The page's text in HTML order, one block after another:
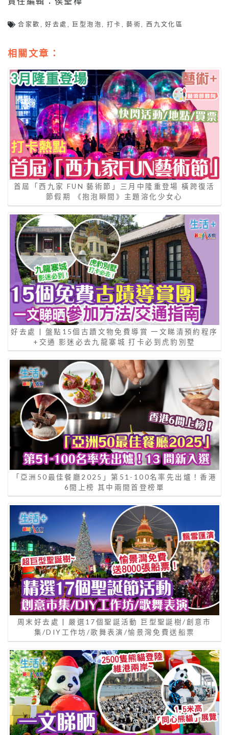
合家歡 ,好去處 ,巨型泡泡, 打卡 ,藝術,西九文化區
相關文章：
首屆「西九家 FUN 藝術節」三月中隆重登場 橫跨復活
節假期 《抱泡瞬間》主題溶化少女心
好去處 | 盤點15個古蹟文物免費導賞 一文睇清預約程序
+交通 影迷必去九龍寨城 打卡必到虎豹別墅
「亞洲50最佳餐廳2025」第51-100名率先出爐！香港
6間上榜 其中兩間首登榜單
周末好去處 | 嚴選17個聖誕活動 巨型聖誕樹/創意市
集/DIY工作坊/歌舞表演/愉景灣免費送船票